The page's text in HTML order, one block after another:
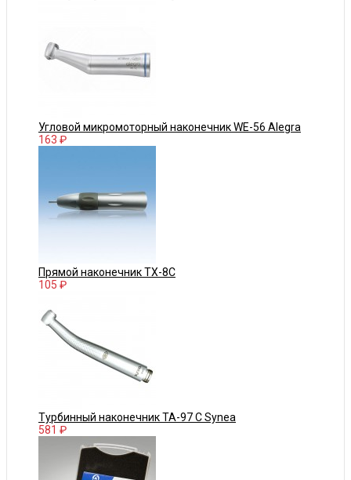
Угловой микромоторный наконечник WE-56 Alegra
163 ₽
Прямой наконечник TX-8C
105 ₽
Турбинный наконечник TA-97 C Synea
581 ₽